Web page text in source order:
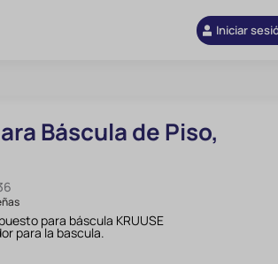
Iniciar
Báscula de Piso,
para báscula KRUUSE
para la bascula.